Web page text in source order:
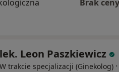
Brak ceny
lek. Leon Paszkiewicz
W trakcie specjalizacji (Ginekolog) ·